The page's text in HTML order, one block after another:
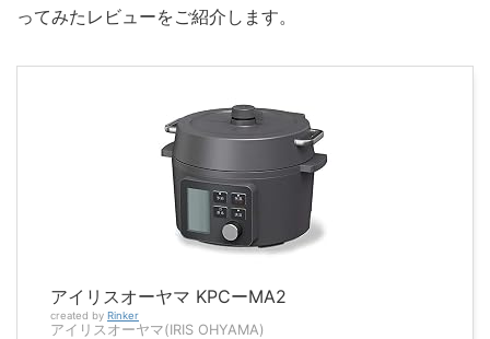
ってみたレビューをご紹介します。
アイリスオーヤマ KPCーMA2
created by Rinker
アイリスオーヤマ(IRIS OHYAMA)